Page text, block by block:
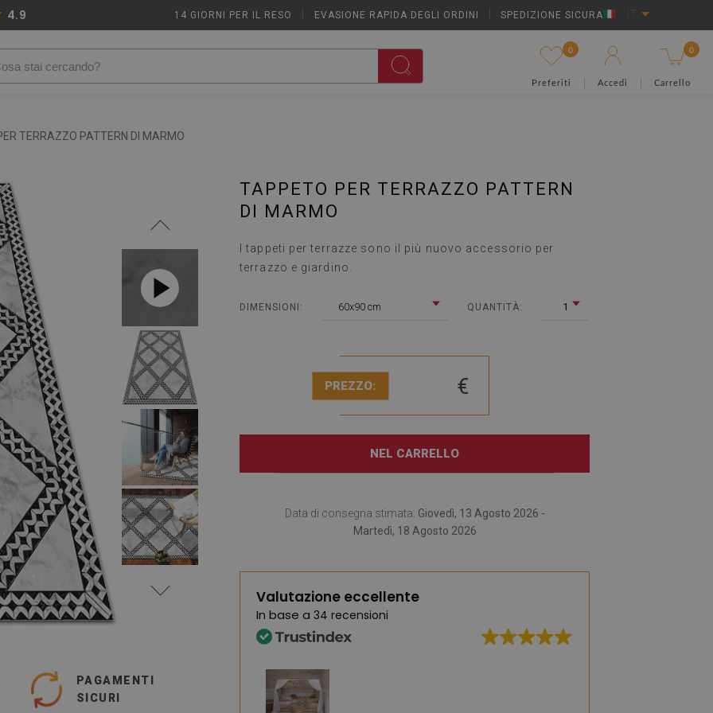
14 GIORNI PER IL RESO EVASIONE RAPIDA DEGLI ORDINI SPEDIZIONE SICURA
4.9
0
Preferiti Accedi
0
Carrello
TERRAZZO PATTERN DI MARMO
PAGAMENTI
SICURI
TAPPETO PER TERRAZZO PATTERN
DI MARMO
I tappeti per terrazze sono il più nuovo accessorio per
terrazzo e giardino.
DIMENSIONI: 60x90 cm QUANTITÀ: 1
PREZZO: €
NEL CARRELLO
Data di consegna stimata: Giovedì, 13 Agosto 2026 -
Martedì, 18 Agosto 2026
Valutazione eccellente
In base a 34 recensioni